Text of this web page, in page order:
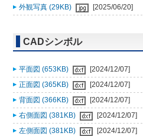
外観写真 (29KB) [2025/06/20]
CADシンボル
平面図 (653KB)
[2024/12/07]
正面図 (365KB)
[2024/12/07]
背面図 (366KB)
[2024/12/07]
右側面図 (381KB)
[2024/12/07]
左側面図 (381KB)
[2024/12/07]